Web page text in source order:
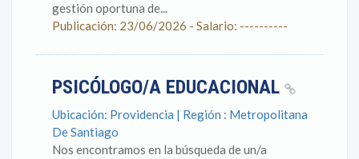
gestión oportuna de...
Publicación: 23/06/2026 - Salario: ----------
PSICÓLOGO/A EDUCACIONAL
Ubicación: Providencia | Región : Metropolitana
De Santiago
Nos encontramos en la búsqueda de un/a